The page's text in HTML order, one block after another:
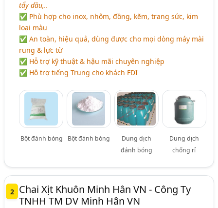
tẩy dầu,..
✅ Phù hợp cho inox, nhôm, đồng, kẽm, trang sức, kim
loại màu
✅ An toàn, hiệu quả, dùng được cho mọi dòng máy mài
rung & lực từ
✅ Hỗ trợ kỹ thuật & hậu mãi chuyên nghiệp
✅ Hỗ trợ tiếng Trung cho khách FDI
Bột đánh bóng Bột đánh bóng
Dung dịch
đánh bóng
Dung dịch
chống rỉ
2
Chai Xịt Khuôn Minh Hân VN - Công Ty
TNHH TM DV Minh Hân VN